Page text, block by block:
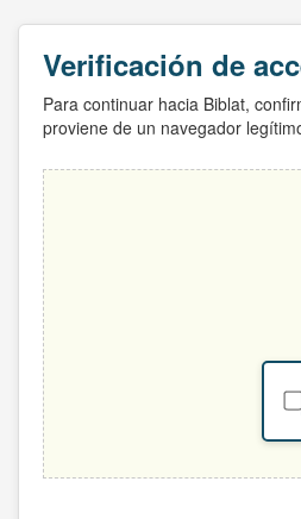
Verificación de
Para continuar hacia Biblat,
proviene de un navegador